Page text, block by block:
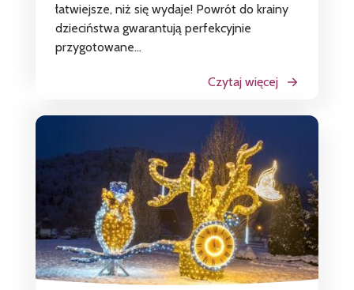
łatwiejsze, niż się wydaje! Powrót do krainy
dzieciństwa gwarantują perfekcyjnie
przygotowane...
Czytaj więcej